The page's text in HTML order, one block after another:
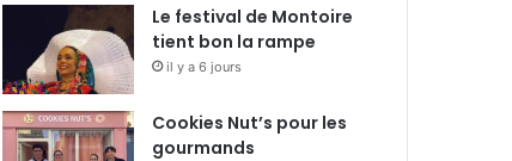
Le festival de Montoire
tient bon la rampe
il y a 6 jours
Cookies Nut’s pour les
gourmands